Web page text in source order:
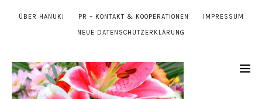
ÜBER HANUKI PR – KONTAKT & KOOPERATIONEN IMPRESSUM
NEUE DATENSCHUTZERKLÄRUNG